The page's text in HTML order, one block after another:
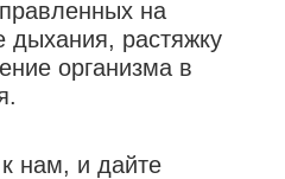
на
дыхания, растяжку
организма в
нам, и дайте